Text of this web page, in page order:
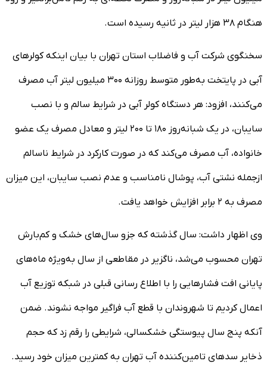
هنگام ۳۸ هزار لیتر در ثانیه رسیده است.
سخنگوی شرکت آب و فاضلاب استان تهران با بیان اینکه کولر‌های
آبی در پایتخت به‌طور متوسط روزانه ۳۰۰ میلیون لیتر آب مصرف
می‌کنند، افزود: هر دستگاه کولر آبی در شرایط سالم و با نصب
سایبان، در یک شبانه‌روز ۱۸۰ تا ۲۰۰ لیتر و معادل مصرف یک عضو
خانواده، آب مصرف می‌کند که در صورت کارکرد در شرایط ناسالم
ازجمله نشتی آب، پوشال نامناسب و عدم نصب سایبان، این میزان
مصرف به ۲ برابر افزایش خواهد یافت.
وی اظهار داشت: سال گذشته که جزو سال‌های خشک و کم‌بارش
تهران محسوب می‌شد، ناگزیر در مقاطعی از سال به‌ویژه ماه‌های
پایانی افت فشار‌هایی را با اطلاع رسانی قبلی در شبکه توزیع آب
اعمال کردیم تا شهروندان با قطع آب فراگیر مواجه نشوند. ضمن
آنکه پنج سال پیوستگی خشکسالی، شرایطی را رقم زد که حجم
ذخایر سد‌های تامین‌کننده آب تهران به کمترین میزان خود رسید.